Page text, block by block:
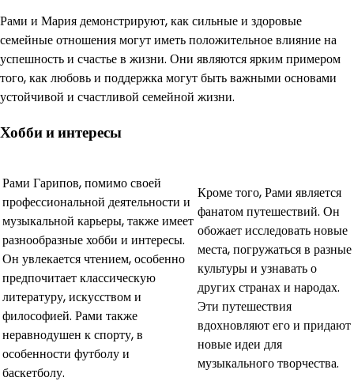
Рами и Мария демонстрируют, как сильные и здоровые
семейные отношения могут иметь положительное влияние на
успешность и счастье в жизни. Они являются ярким примером
того, как любовь и поддержка могут быть важными основами
устойчивой и счастливой семейной жизни.
Хобби и интересы
Рами Гарипов, помимо своей
профессиональной деятельности и
музыкальной карьеры, также имеет
разнообразные хобби и интересы.
Он увлекается чтением, особенно
предпочитает классическую
литературу, искусством и
философией. Рами также
неравнодушен к спорту, в
особенности футболу и
баскетболу.
Кроме того, Рами является
фанатом путешествий. Он
обожает исследовать новые
места, погружаться в разные
культуры и узнавать о
других странах и народах.
Эти путешествия
вдохновляют его и придают
новые идеи для
музыкального творчества.